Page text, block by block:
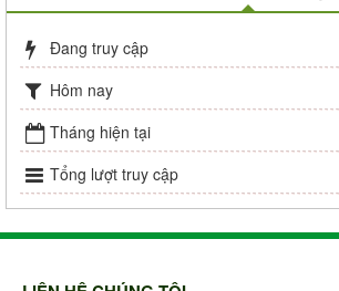
Đang truy cập
Hôm nay
Tháng hiện tại
Tổng lượt truy cập